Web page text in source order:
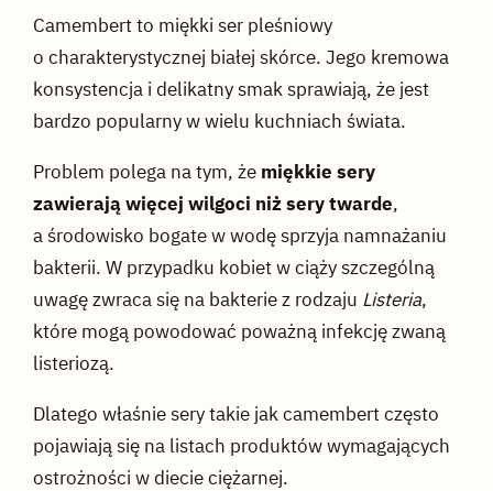
Camembert to miękki ser pleśniowy
o charakterystycznej białej skórce. Jego kremowa
konsystencja i delikatny smak sprawiają, że jest
bardzo popularny w wielu kuchniach świata.
Problem polega na tym, że miękkie sery
zawierają więcej wilgoci niż sery twarde,
a środowisko bogate w wodę sprzyja namnażaniu
bakterii. W przypadku kobiet w ciąży szczególną
uwagę zwraca się na bakterie z rodzaju Listeria,
które mogą powodować poważną infekcję zwaną
listeriozą.
Dlatego właśnie sery takie jak camembert często
pojawiają się na listach produktów wymagających
ostrożności w diecie ciężarnej.